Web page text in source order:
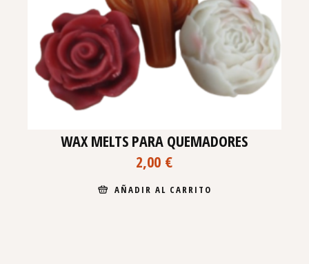
WAX MELTS PARA QUEMADORES
2,00 €
AÑADIR AL CARRITO